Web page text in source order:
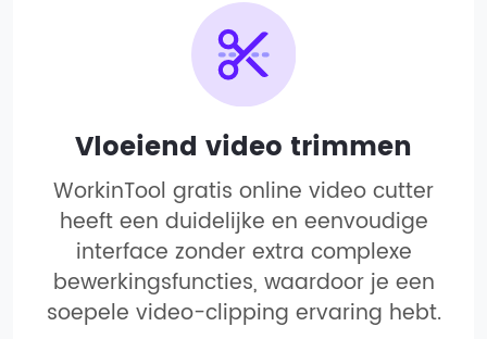
Vloeiend video trimmen
WorkinTool gratis online video cutter
heeft een duidelijke en eenvoudige
interface zonder extra complexe
bewerkingsfuncties, waardoor je een
soepele video-clipping ervaring hebt.